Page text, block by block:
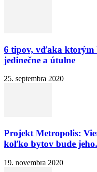
6 tipov, vďaka ktorým
jedinečne a útulne
25. septembra 2020
Projekt Metropolis:
koľko bytov bude
19. novembra 2020